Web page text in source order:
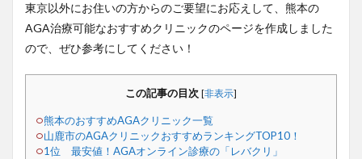
東京以外にお住いの方からのご要望にお応えして、熊本の
AGA治療可能なおすすめクリニックのページを作成しました
ので、ぜひ参考にしてください！
この記事の目次 [非表示]
熊本のおすすめAGAクリニック一覧
山鹿市のAGAクリニックおすすめランキングTOP10！
1位 最安値！AGAオンライン診療の「レバクリ」